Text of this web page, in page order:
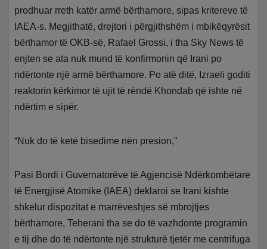
prodhuar rreth katër armë bërthamore, sipas kritereve të
IAEA-s. Megjithatë, drejtori i përgjithshëm i mbikëqyrësit
bërthamor të OKB-së, Rafael Grossi, i tha Sky News të
enjten se ata nuk mund të konfirmonin që Irani po
ndërtonte një armë bërthamore. Po atë ditë, Izraeli goditi
reaktorin kërkimor të ujit të rëndë Khondab që ishte në
ndërtim e sipër.
“Nuk do të ketë bisedime nën presion,”
Pasi Bordi i Guvernatorëve të Agjencisë Ndërkombëtare
të Energjisë Atomike (IAEA) deklaroi se Irani kishte
shkelur dispozitat e marrëveshjes së mbrojtjes
bërthamore, Teherani tha se do të vazhdonte programin
e tij dhe do të ndërtonte një strukturë tjetër me centrifuga